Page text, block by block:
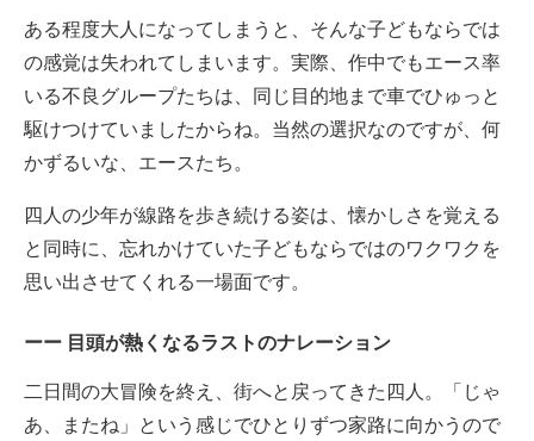
ある程度大人になってしまうと、そんな子どもならでは
の感覚は失われてしまいます。実際、作中でもエース率
いる不良グループたちは、同じ目的地まで車でひゅっと
駆けつけていましたからね。当然の選択なのですが、何
かずるいな、エースたち。
四人の少年が線路を歩き続ける姿は、懐かしさを覚える
と同時に、忘れかけていた子どもならではのワクワクを
思い出させてくれる一場面です。
目頭が熱くなるラストのナレーション
二日間の大冒険を終え、街へと戻ってきた四人。「じゃ
あ、またね」という感じでひとりずつ家路に向かうので